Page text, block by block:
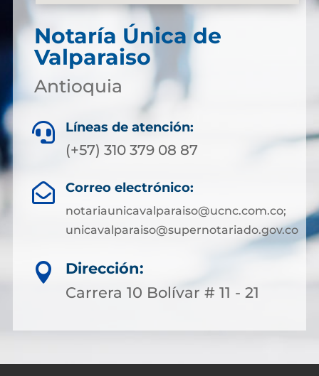
Notaría Única de
Valparaiso
Antioquia
 Líneas de atención:
(+57) 310 379 08 87
 Correo electrónico:
notariaunicavalparaiso@ucnc.com.co;
unicavalparaiso@supernotariado.gov.co

Dirección:
Carrera 10 Bolívar # 11 - 21